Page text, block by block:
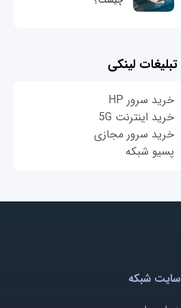
تبلیغات لینکی
خرید سرور HP
خرید اینترنت 5G
خرید سرور مجازی
پسیو شبکه
سایت شبکه